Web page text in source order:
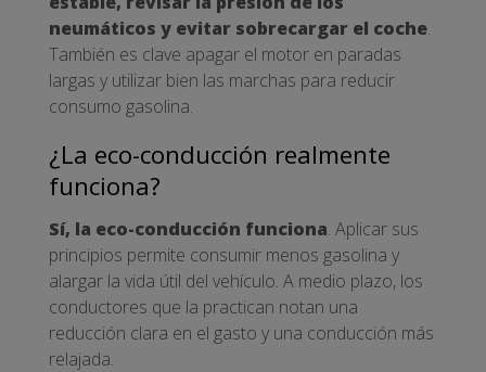
neumáticos y evitar sobrecargar el coche.
También es clave apagar el motor en paradas
largas y utilizar bien las marchas para reducir
consumo gasolina.
¿La eco-conducción realmente
funciona?
Sí, la eco-conducción funciona. Aplicar sus
principios permite consumir menos gasolina y
alargar la vida útil del vehículo. A medio plazo, los
conductores que la practican notan una
reducción clara en el gasto y una conducción más
relajada.